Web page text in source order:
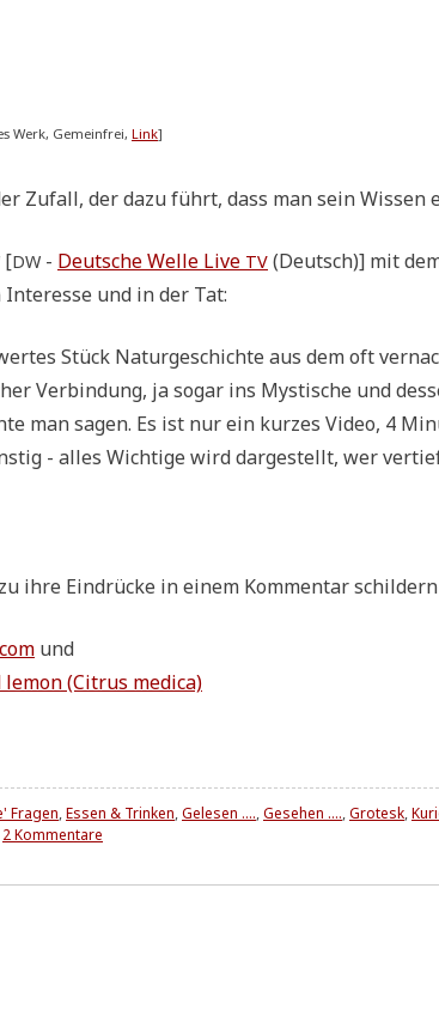
Werk, Gemein­frei, Link]
Zufall, der dazu führt, dass man sein Wis­sen
[DW - Deut­sche Wel­le Live TV (Deutsch)] mit
und in der Tat:
Stück Natur­ge­schich­te aus dem oft
Ver­bin­dung, ja sogar ins Mysti­sche und
man sagen. Es ist nur ein kur­zes Video, 4
- alles Wich­ti­ge wird dar­ge­stellt, wer
ihre Ein­drücke in einem Kom­men­tar
und
(Citrus medi­ca)
Fragen,Essen & Trinken,Gelesen ....,Gesehen ....,Grotesk,
2 Kommentare